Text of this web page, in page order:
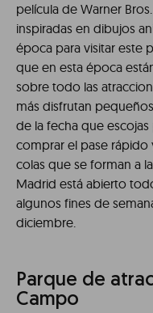
película de Warner
inspiradas en dibujos
época para visitar este
que en esta época
sobre todo las
más disfrutan
de la fecha que
comprar el pase rápido
colas que se forman a
Madrid está abierto
algunos fines de
diciembre.
Parque de
Campo